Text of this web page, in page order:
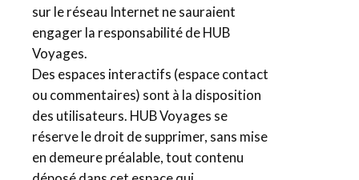
sur le réseau Internet ne sauraient
engager la responsabilité de HUB
Voyages.
Des espaces interactifs (espace contact
ou commentaires) sont à la disposition
des utilisateurs. HUB Voyages se
réserve le droit de supprimer, sans mise
en demeure préalable, tout contenu